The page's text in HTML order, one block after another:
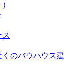
ス
のバウハウス建